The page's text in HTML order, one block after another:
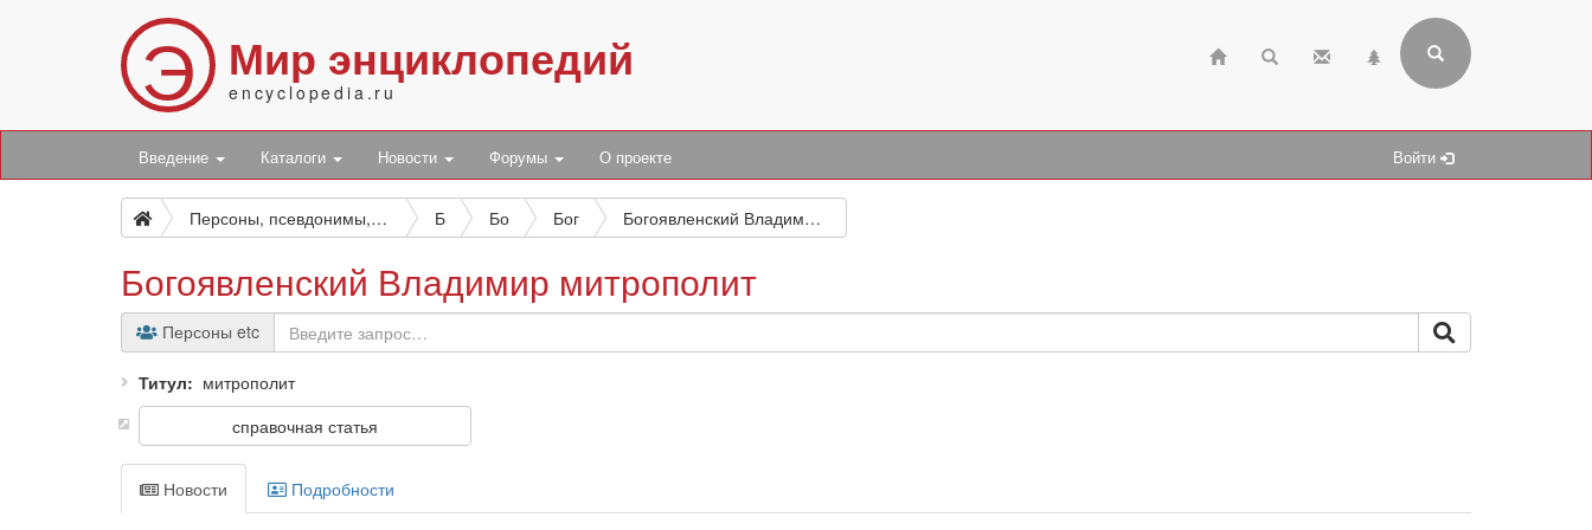
Э Мир энциклопедий
encyclopedia.ru
Введение Каталоги Новости Форумы О проекте Войти
Персоны, псевдонимы, персонажи и боты Б Бо Бог Богоявленский Владимир митрополит
Богоявленский Владимир митрополит
Персоны etc
Титул
митрополит
справочная статья
Новости Подробности